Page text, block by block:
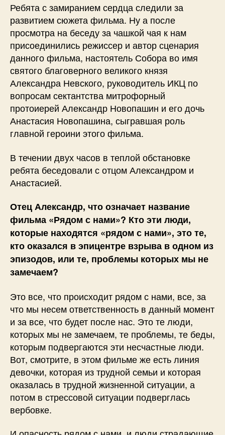
Ребята с замиранием сердца следили за
развитием сюжета фильма. Ну а после
просмотра на беседу за чашкой чая к нам
присоединились режиссер и автор сценария
данного фильма, настоятель Собора во имя
святого благоверного великого князя
Александра Невского, руководитель ИКЦ по
вопросам сектантства митрофорный
протоиерей Александр Новопашин и его дочь
Анастасия Новопашина, сыгравшая роль
главной героини этого фильма.
В течении двух часов в теплой обстановке
ребята беседовали с отцом Александром и
Анастасией.
Отец Александр, что означает название
фильма «Рядом с нами»? Кто эти люди,
которые находятся «рядом с нами», это те,
кто оказался в эпицентре взрыва в одном из
эпизодов, или те, проблемы которых мы не
замечаем?
Это все, что происходит рядом с нами, все, за
что мы несем ответственность в данный момент
и за все, что будет после нас. Это те люди,
которых мы не замечаем, те проблемы, те беды,
которым подвергаются эти несчастные люди.
Вот, смотрите, в этом фильме же есть линия
девочки, которая из трудной семьи и которая
оказалась в трудной жизненной ситуации, а
потом в стрессовой ситуации подверглась
вербовке.